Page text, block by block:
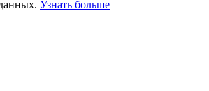
Узнать больше